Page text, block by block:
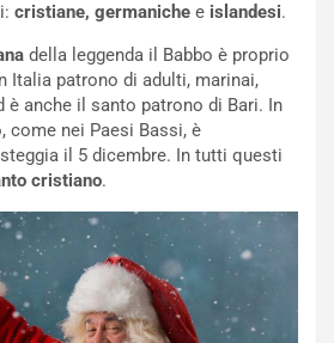
cristiane, germaniche e islandesi.
della leggenda il Babbo è proprio
Italia patrono di adulti, marinai,
è anche il santo patrono di Bari. In
come nei Paesi Bassi, è
il 5 dicembre. In tutti questi
cristiano.